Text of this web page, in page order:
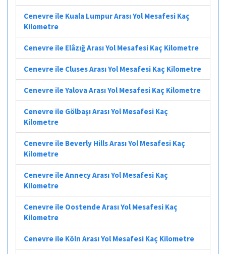
Cenevre ile Kuala Lumpur Arası Yol Mesafesi Kaç
Kilometre
Cenevre ile Elâzığ Arası Yol Mesafesi Kaç Kilometre
Cenevre ile Cluses Arası Yol Mesafesi Kaç Kilometre
Cenevre ile Yalova Arası Yol Mesafesi Kaç Kilometre
Cenevre ile Gölbaşı Arası Yol Mesafesi Kaç
Kilometre
Cenevre ile Beverly Hills Arası Yol Mesafesi Kaç
Kilometre
Cenevre ile Annecy Arası Yol Mesafesi Kaç
Kilometre
Cenevre ile Oostende Arası Yol Mesafesi Kaç
Kilometre
Cenevre ile Köln Arası Yol Mesafesi Kaç Kilometre